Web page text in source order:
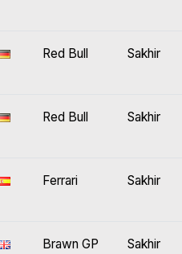
Red Bull Sakhir
Red Bull Sakhir
Ferrari Sakhir
Brawn GP Sakhir